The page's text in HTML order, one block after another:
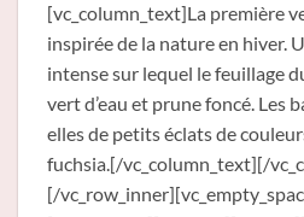
[vc_column_text]La première
inspirée de la nature en hiver.
intense sur lequel le feuillage
vert d’eau et prune foncé. Les
elles de petits éclats de
fuchsia.[/vc_column_text][/
[/